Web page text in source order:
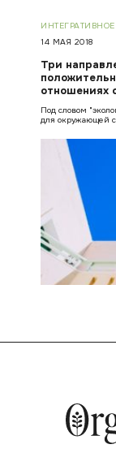
14 МАЯ 2018
Три
отношениях
Под словом
для окружающей